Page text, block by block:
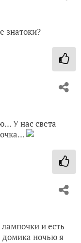
знатоки?
У нас света
и есть
домика ночью я